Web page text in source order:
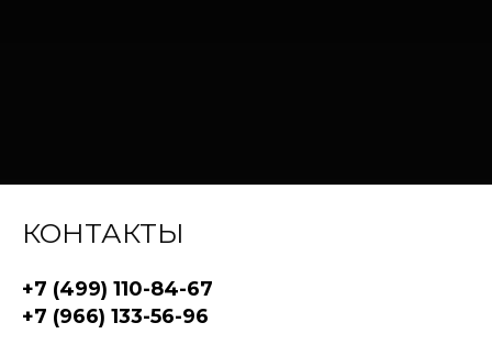
КОНТАКТЫ
+7 (499) 110-84-67
+7 (966) 133-56-96
максимально удобным. Ознакомьтесь с
политикой оператора обработки
персональных данныхи
пользовательским соглашением